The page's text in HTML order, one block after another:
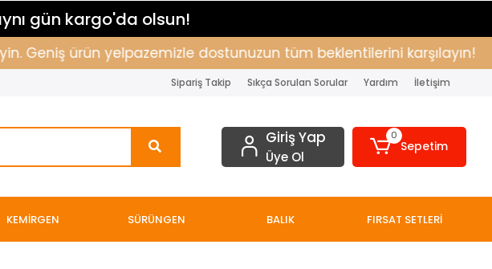
gün kargo'da olsun!
ürün yelpazemizle dostunuzun tüm beklentilerini karşılayın!
Sipariş Takip Sıkça Sorulan Sorular Yardım İletişim
Giriş Yap
Üye Ol
0
Sepetim
KEMİRGEN SÜRÜNGEN BALIK FIRSAT SETLERİ